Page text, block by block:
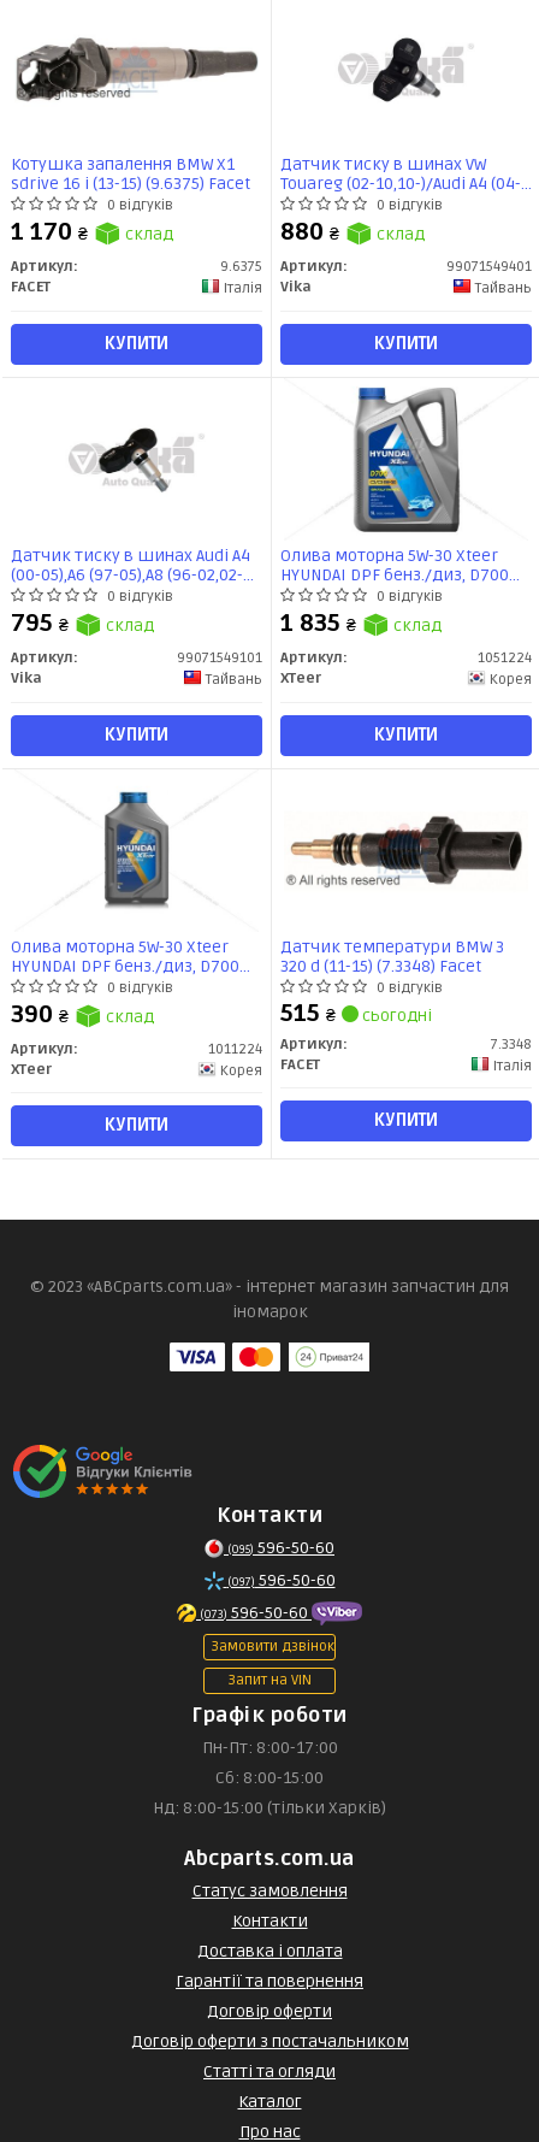
Котушка запалення BMW X1
sdrive 16 i (13-15) (9.6375) Facet
0 відгуків
1 170 ₴ склад
Артикул:
9.6375
FACET
Італія
КУПИТИ
Датчик тиску в шинах VW
Touareg (02-10,10-)/Audi A4 (04-
08),A6 (04-11),A7 (13-18),A8
(09-),Q7 (06-15) (99071549401)
VIKA
0 відгуків
880 ₴ склад
Артикул:
99071549401
Vika
Тайвань
КУПИТИ
Датчик тиску в шинах Audi A4
(00-05),A6 (97-05),A8 (96-02,02-
10) (99071549101) VIKA
0 відгуків
795 ₴ склад
Артикул:
99071549101
Vika
Тайвань
КУПИТИ
Олива моторна 5W-30 Xteer
HYUNDAI DPF бенз./диз, D700
API SP, ACEA C2/C3, 5л, синт
0 відгуків
1 835 ₴ склад
Артикул:
1051224
XTeer
Корея
КУПИТИ
Олива моторна 5W-30 Xteer
HYUNDAI DPF бенз./диз, D700
API SP, ACEA C2/C3, 1л, синт
0 відгуків
390 ₴ склад
Артикул:
1011224
XTeer
Корея
КУПИТИ
Датчик температури BMW 3
320 d (11-15) (7.3348) Facet
0 відгуків
515 ₴ сьогодні
Артикул:
7.3348
FACET
Італія
КУПИТИ
© 2023 «ABCparts.com.ua» - інтернет магазин запчастин для
іномарок
Контакти
(095) 596-50-60
(097) 596-50-60
(073) 596-50-60
Замовити дзвінок
Запит на VIN
Графік роботи
Пн-Пт: 8:00-17:00
Сб: 8:00-15:00
Нд: 8:00-15:00 (тільки Харків)
Abcparts.com.ua
Статус замовлення
Контакти
Доставка і оплата
Гарантії та повернення
Договір оферти
Договір оферти з постачальником
Статті та огляди
Каталог
Про нас